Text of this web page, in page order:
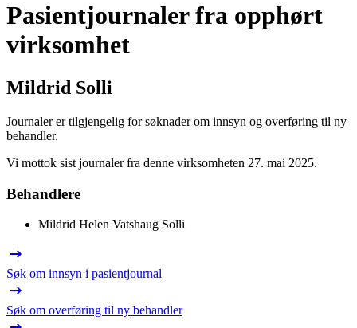
Pasientjournaler fra opphørt
virksomhet
Mildrid Solli
Journaler er tilgjengelig for søknader om innsyn og overføring til ny
behandler.
Vi mottok sist journaler fra denne virksomheten 27. mai 2025.
Behandlere
Mildrid Helen Vatshaug Solli
Søk om innsyn i pasientjournal
Søk om overføring til ny behandler